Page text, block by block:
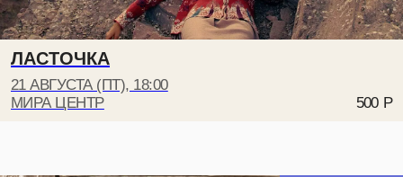
ЛАСТОЧКА
21 АВГУСТА (ПТ), 18:00
МИРА ЦЕНТР
500 Р